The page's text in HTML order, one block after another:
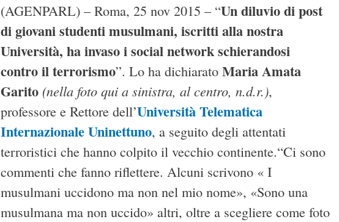
(AGENPARL) – Roma, 25 nov 2015 – “Un diluvio di post
di giovani studenti musulmani, iscritti alla nostra
Università, ha invaso i social network schierandosi
contro il terrorismo”. Lo ha dichiarato Maria Amata
Garito (nella foto qui a sinistra, al centro, n.d.r.),
professore e Rettore dell’Università Telematica
Internazionale Uninettuno, a seguito degli attentati
terroristici che hanno colpito il vecchio continente.“Ci sono
commenti che fanno riflettere. Alcuni scrivono « I
musulmani uccidono ma non nel mio nome», «Sono una
musulmana ma non uccido» altri, oltre a scegliere come foto